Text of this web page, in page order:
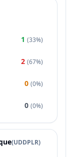
1 (33%)
2 (67%)
0 (0%)
0 (0%)
(UDDPLR)